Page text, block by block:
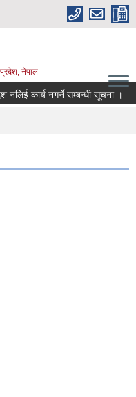
प्रदेश, नेपाल
कार्य नगर्ने सम्बन्धी सूचना ।